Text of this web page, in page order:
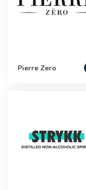
Pierre Zero